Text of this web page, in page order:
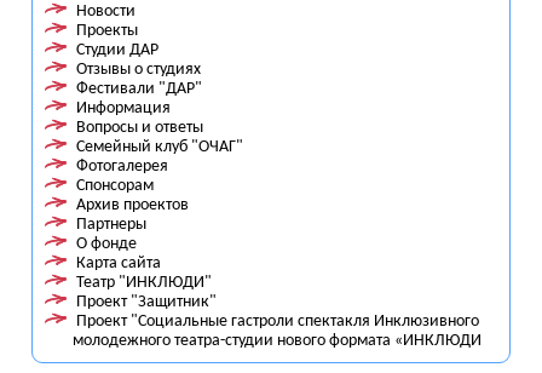
Новости
Проекты
Студии ДАР
Отзывы о студиях
Фестивали "ДАР"
Информация
Вопросы и ответы
Семейный клуб "ОЧАГ"
Фотогалерея
Спонсорам
Архив проектов
Партнеры
О фонде
Карта сайта
Театр "ИНКЛЮДИ"
Проект "Защитник"
Проект "Социальные гастроли спектакля Инклюзивного
молодежного театра-студии нового формата «ИНКЛЮДИ